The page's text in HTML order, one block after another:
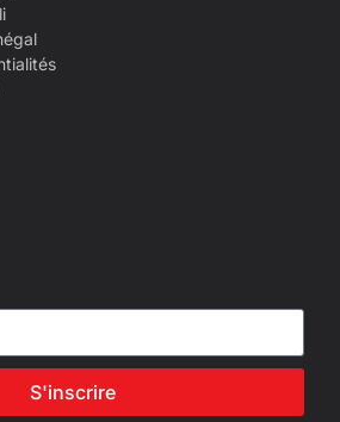
S'inscrire